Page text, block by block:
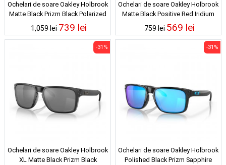
Ochelari de soare Oakley Holbrook
Matte Black Prizm Black Polarized
1,059 lei739 lei
Ochelari de soare Oakley Holbrook
Matte Black Positive Red Iridium
759 lei569 lei
Ochelari de soare Oakley Holbrook
XL Matte Black Prizm Black
-31%
Ochelari de soare Oakley Holbrook
Polished Black Prizm Sapphire
-31%